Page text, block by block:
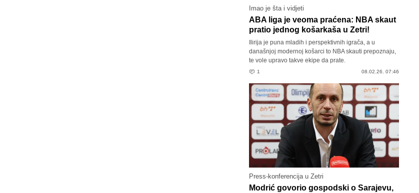
Imao je šta i vidjeti
ABA liga je veoma praćena: NBA skaut
pratio jednog košarkaša u Zetri!
Ilirija je puna mladih i perspektivnih igrača, a u
današnjoj modernoj košarci to NBA skauti prepoznaju,
te vole upravo takve ekipe da prate.
1 08.02.26. 07:46
Press-konferencija u Zetri
Modrić govorio gospodski o Sarajevu,